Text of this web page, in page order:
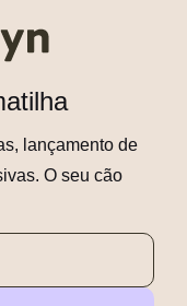
lançamento de
O seu cão